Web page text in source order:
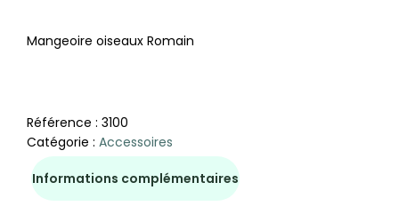
Mangeoire oiseaux Romain
Référence : 3100
Catégorie : Accessoires
Informations complémentaires